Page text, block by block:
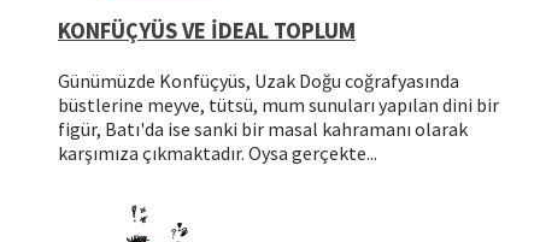
KONFÜÇYÜS VE İDEAL TOPLUM
Günümüzde Konfüçyüs, Uzak Doğu coğrafyasında
büstlerine meyve, tütsü, mum sunuları yapılan dini bir
figür, Batı'da ise sanki bir masal kahramanı olarak
karşımıza çıkmaktadır. Oysa gerçekte...